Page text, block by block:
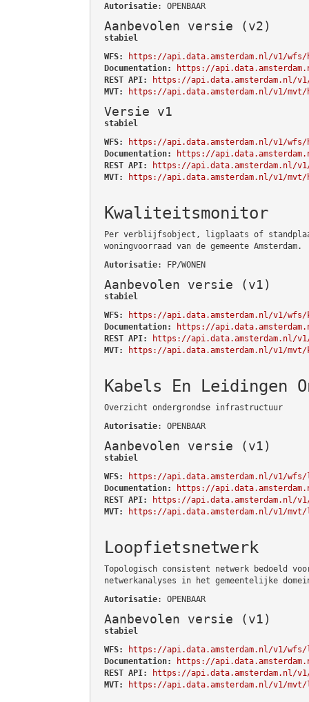
Autorisatie: OPENBAAR
Aanbevolen versie (v2)
stabiel
WFS:
https://api.data.amsterdam.nl/v1/
Documentation:
https://
REST API:
https://api.data.amsterdam.nl/
MVT:
https://api.data.amsterdam.nl/v1/
Versie v1
stabiel
WFS:
https://api.data.amsterdam.nl/v1/
Documentation:
https://
REST API:
https://api.data.amsterdam.nl/
MVT:
https://api.data.amsterdam.nl/v1/
Kwaliteitsmonitor
Per verblijfsobject, ligplaats of
woningvoorraad van de gemeente Amsterdam.
Autorisatie: FP/WONEN
Aanbevolen versie (v1)
stabiel
WFS:
https://api.data.amsterdam.nl/v1/
Documentation:
https://
REST API:
https://api.data.amsterdam.nl/
MVT:
https://api.data.amsterdam.nl/v1/
Kabels En Leidingen
Overzicht ondergrondse infrastructuur
Autorisatie: OPENBAAR
Aanbevolen versie (v1)
stabiel
WFS:
https://api.data.amsterdam.nl/v1/
Documentation:
https://
REST API:
https://api.data.amsterdam.nl/
MVT:
https://api.data.amsterdam.nl/v1/
Loopfietsnetwerk
Topologisch consistent netwerk bedoeld
netwerkanalyses in het gemeentelijke
Autorisatie: OPENBAAR
Aanbevolen versie (v1)
stabiel
WFS:
https://api.data.amsterdam.nl/v1/
Documentation:
https://
REST API:
https://api.data.amsterdam.nl/
MVT:
https://api.data.amsterdam.nl/v1/